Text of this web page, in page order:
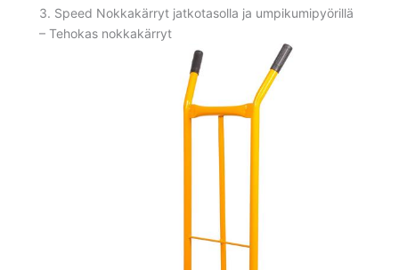
3. Speed Nokkakärryt jatkotasolla ja umpikumipyörillä
– Tehokas nokkakärryt